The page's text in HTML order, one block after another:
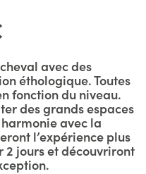
avec des
éthologique. Toutes
fonction du niveau.
des grands espaces
avec la
l’expérience plus
2 jours et découvriront